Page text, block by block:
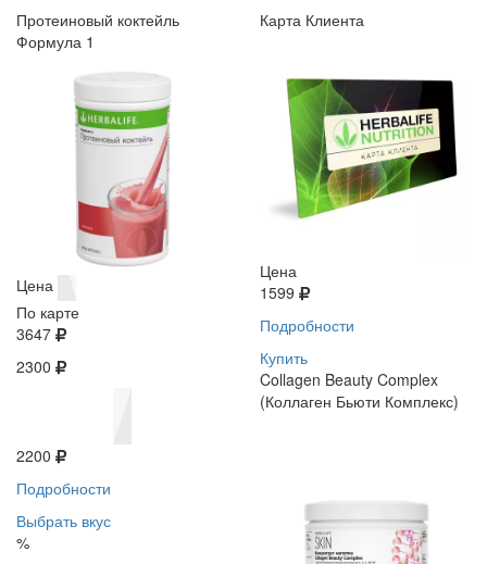
Протеиновый коктейль
Формула 1
Цена
По карте
3647
2300
2200
Подробности
Выбрать вкус
%
Карта Клиента
Цена
1599
Подробности
Купить
Collagen Beauty Complex
(Коллаген Бьюти Комплекс)